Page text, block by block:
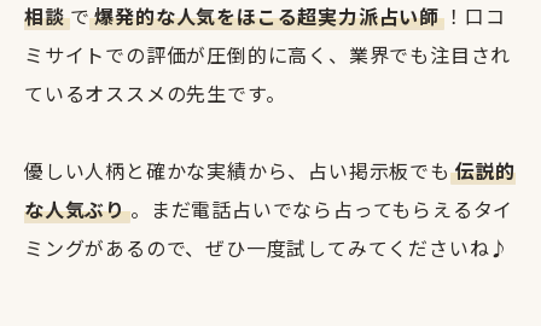
相談で爆発的な人気をほこる超実力派占い師 ！口コ
ミサイトでの評価が圧倒的に高く、業界でも注目され
ているオススメの先生です。
優しい人柄と確かな実績から、占い掲示板でも 伝説的
な人気ぶり 。まだ電話占いでなら占ってもらえるタイ
ミングがあるので、ぜひ一度試してみてくださいね♪